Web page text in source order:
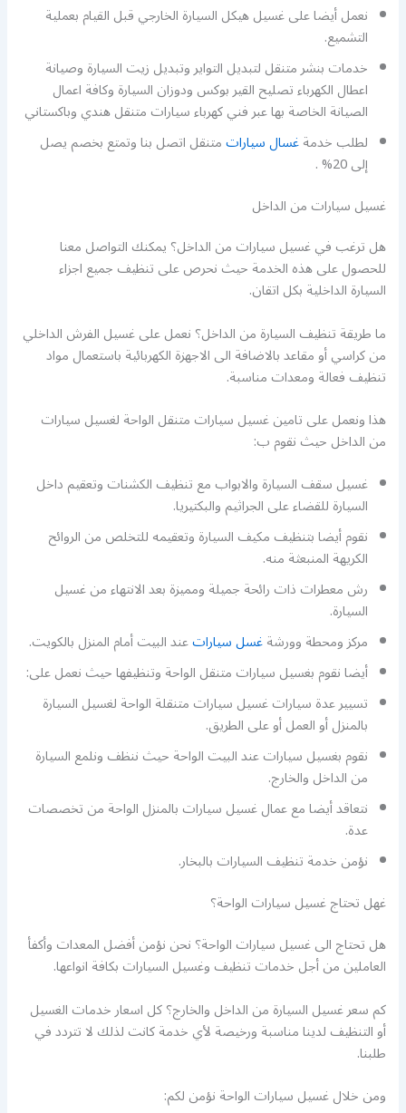
نعمل أيضا على غسيل هيكل السيارة الخارجي قبل القيام بعملية
التشميع.
خدمات بنشر متنقل لتبديل التواير وتبديل زيت السيارة وصيانة
اعطال الكهرباء تصليح القير بوكس ودوزان السيارة وكافة اعمال
الصيانة الخاصة بها عبر فني كهرباء سيارات متنقل هندي وباكستاني
لطلب خدمةغسال سياراتمتنقل اتصل بنا وتمتع بخصم يصل
إلى 20% .
غسيل سيارات من الداخل
هل ترغب في غسيل سيارات من الداخل؟ يمكنك التواصل معنا
للحصول على هذه الخدمة حيث نحرص على تنظيف جميع اجزاء
السيارة الداخلية بكل اتقان.
ما طريقة تنظيف السيارة من الداخل؟ نعمل على غسيل الفرش الداخلي
من كراسي أو مقاعد بالاضافة الى الاجهزة الكهربائية باستعمال مواد
تنظيف فعالة ومعدات مناسبة.
هذا ونعمل على تامين غسيل سيارات متنقل الواحة لغسيل سيارات
من الداخل حيث نقوم ب:
غسيل سقف السيارة والابواب مع تنظيف الكشنات وتعقيم داخل
السيارة للقضاء على الجراثيم والبكتيريا.
نقوم أيضا بتنظيف مكيف السيارة وتعقيمه للتخلص من الروائح
الكريهة المنبعثة منه.
رش معطرات ذات رائحة جميلة ومميزة بعد الانتهاء من غسيل
السيارة.
مركز ومحطة وورشةغسل سياراتعند البيت أمام المنزل بالكويت.
أيضا نقوم بغسيل سيارات متنقل الواحة وتنظيفها حيث نعمل على:
تسيير عدة سيارات غسيل سيارات متنقلة الواحة لغسيل السيارة
بالمنزل أو العمل أو على الطريق.
نقوم بغسيل سيارات عند البيت الواحة حيث ننظف ونلمع السيارة
من الداخل والخارج.
نتعاقد أيضا مع عمال غسيل سيارات بالمنزل الواحة من تخصصات
عدة.
نؤمن خدمة تنظيف السيارات بالبخار.
غهل تحتاج غسيل سيارات الواحة؟
هل تحتاج الى غسيل سيارات الواحة؟ نحن نؤمن أفضل المعدات وأكفأ
العاملين من أجل خدمات تنظيف وغسيل السيارات بكافة انواعها.
كم سعر غسيل السيارة من الداخل والخارج؟ كل اسعار خدمات الغسيل
أو التنظيف لدينا مناسبة ورخيصة لأي خدمة كانت لذلك لا تتردد في
طلبنا.
ومن خلال غسيل سيارات الواحة نؤمن لكم: